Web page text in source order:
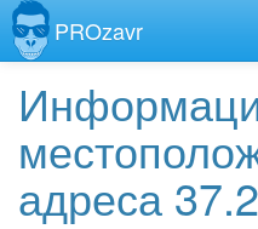
PROzavr
адреса